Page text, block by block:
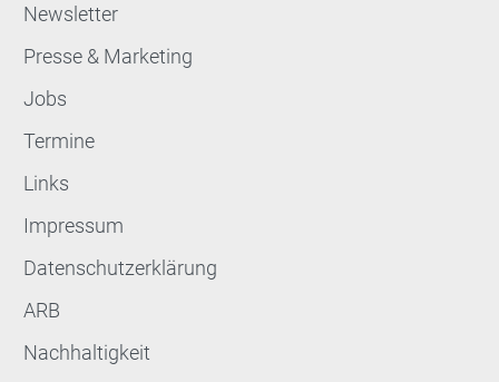
Newsletter
Presse & Marketing
Jobs
Termine
Links
Impressum
Datenschutzerklärung
ARB
Nachhaltigkeit